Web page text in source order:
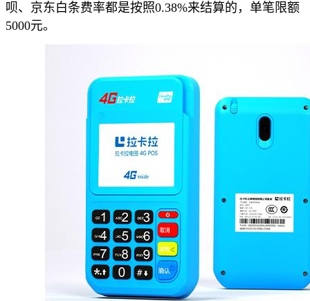
呗、京东白条费率都是按照0.38%来结算的，单笔限额
5000元。